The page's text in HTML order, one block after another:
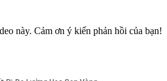
này. Cảm ơn ý kiến ​​phản hồi của bạn!